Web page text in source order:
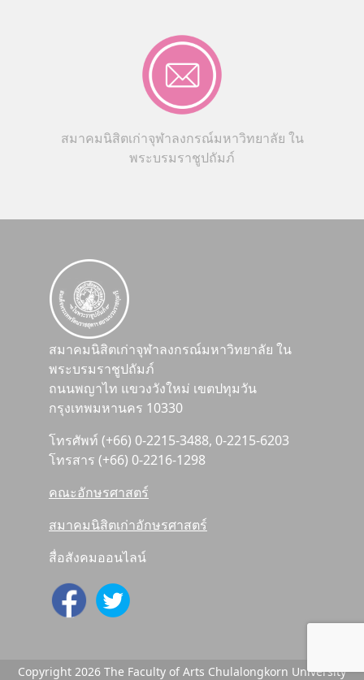
สมาคมนิสิตเก่าจุฬาลงกรณ์มหาวิทยาลัย ใน
พระบรมราชูปถัมภ์
สมาคมนิสิตเก่าจุฬาลงกรณ์มหาวิทยาลัย ใน
พระบรมราชูปถัมภ์
ถนนพญาไท แขวงวังใหม่ เขตปทุมวัน
กรุงเทพมหานคร 10330
โทรศัพท์ (+66) 0-2215-3488, 0-2215-6203
โทรสาร (+66) 0-2216-1298
คณะอักษรศาสตร์
สมาคมนิสิตเก่าอักษรศาสตร์
สื่อสังคมออนไลน์
Copyright 2026 The Faculty of Arts Chulalongkorn University